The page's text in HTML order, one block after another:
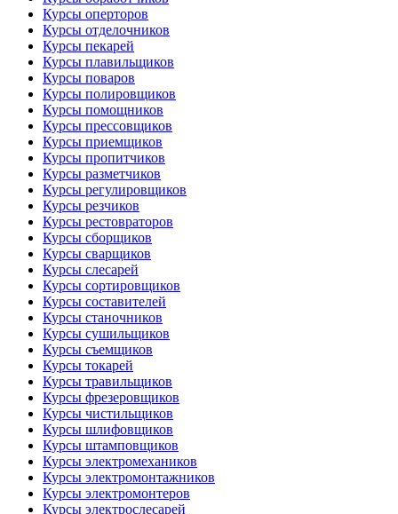
Курсы оперторов
Курсы отделочников
Курсы пекарей
Курсы плавильщиков
Курсы поваров
Курсы полировщиков
Курсы помощников
Курсы прессовщиков
Курсы приемщиков
Курсы пропитчиков
Курсы разметчиков
Курсы регулировщиков
Курсы резчиков
Курсы рестовраторов
Курсы сборщиков
Курсы сварщиков
Курсы слесарей
Курсы сортировщиков
Курсы составителей
Курсы станочников
Курсы сушильщиков
Курсы съемщиков
Курсы токарей
Курсы травильщиков
Курсы фрезеровщиков
Курсы чистильщиков
Курсы шлифовщиков
Курсы штамповщиков
Курсы электромехаников
Курсы электромонтажников
Курсы электромонтеров
Курсы электрослесарей